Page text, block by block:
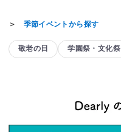
＞ 季節イベントから探す
敬老の日 学園祭・文化祭